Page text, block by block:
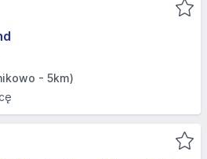
- 5km)